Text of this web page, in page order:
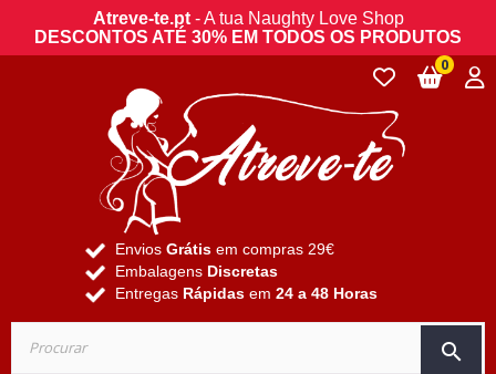
Atreve-te.pt- A tua Naughty Love Shop
DESCONTOS ATÉ 30% EM TODOS OS PRODUTOS
Envios Grátis em compras 29€
Embalagens Discretas
Entregas Rápidas em 24 a 48 Horas
search
0